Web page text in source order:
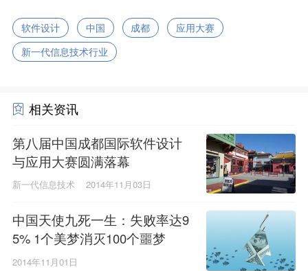
软件设计 中国 成都
应用大赛
新一代信息技术行业
相关资讯
第八届中国成都国际软件设计
与应用大赛圆满落幕
新一代信息技术 2014年11月03日
中国天使九死一生：失败率达9
5% 1个美梦消灭100个噩梦
2014年11月01日